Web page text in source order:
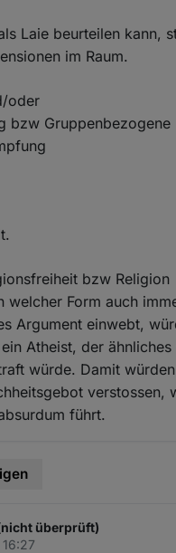
Laie beurteilen kann,
im Raum.
oder
bzw Gruppenbezogene
bzw Religion
welcher Form auch
Argument einwebt,
Atheist, der
würde. Damit
verstossen,
führt.
überprüft)